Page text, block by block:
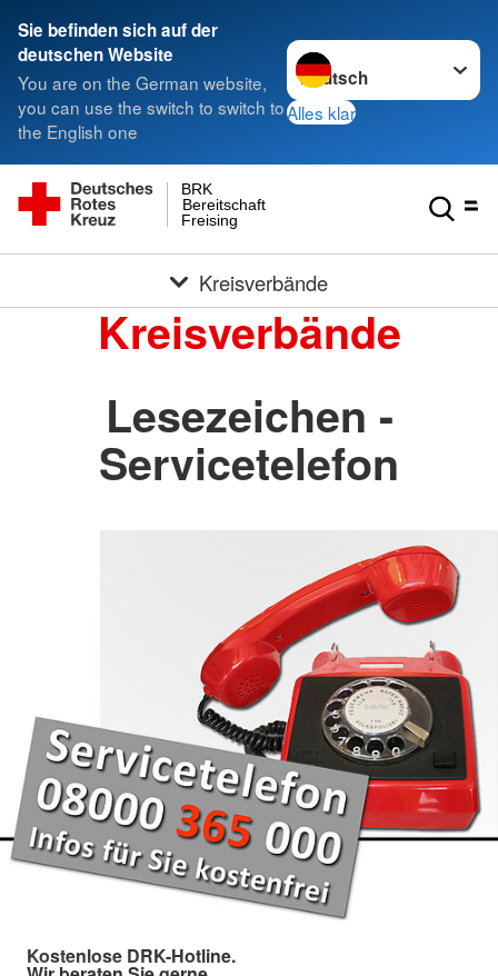
Sie befinden sich auf der
deutschen Website
You are on the German website,
you can use the switch to switch to
the English one
Sprache wechseln zu
Alles klar
Freising
Bereitschaft
BRK
Kreisverbände
Kreisverbände
Lesezeichen -
Servicetelefon
Kostenlose DRK-Hotline.